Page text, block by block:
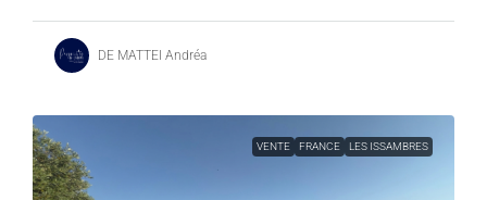
DE MATTEI Andréa
VENTE FRANCE LES ISSAMBRES